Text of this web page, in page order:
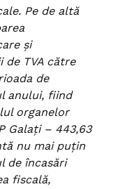
Pe de altă
şi
de TVA către
de
anului, fiind
organelor
Galaţi – 443,63
nu mai puţin
de încasări
fiscală,